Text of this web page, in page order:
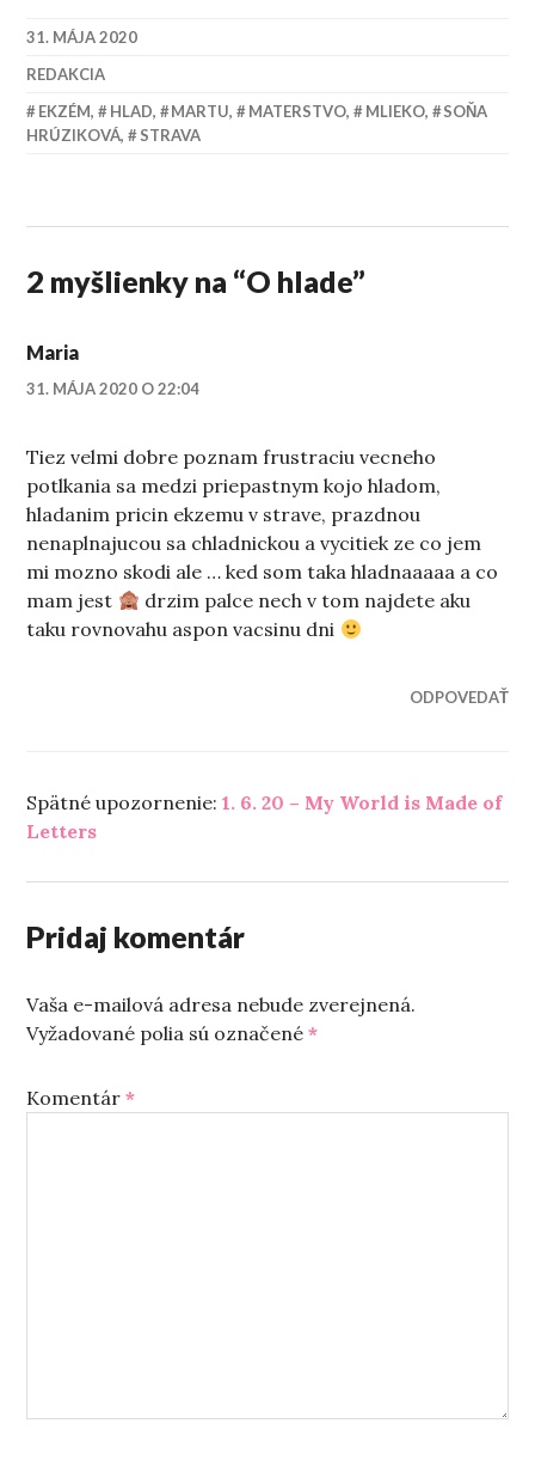
31. MÁJA 2020
REDAKCIA
EKZÉM, HLAD, MARTU, MATERSTVO, MLIEKO,
SOŇA
HRÚZIKOVÁ, STRAVA
2 myšlienky na “O hlade”
Maria
31. MÁJA 2020 O 22:04
Tiez velmi dobre poznam frustraciu vecneho
potlkania sa medzi priepastnym kojo hladom,
hladanim pricin ekzemu v strave, prazdnou
nenaplnajucou sa chladnickou a vycitiek ze co jem
mi mozno skodi ale … ked som taka hladnaaaaa a co
mam jest
drzim palce nech v tom najdete aku
taku rovnovahu aspon vacsinu dni
ODPOVEDAŤ
Spätné upozornenie:1. 6. 20 – My World is Made of
Letters
Pridaj komentár
Vaša e-mailová adresa nebude zverejnená.
Vyžadované polia sú označené*
Komentár*